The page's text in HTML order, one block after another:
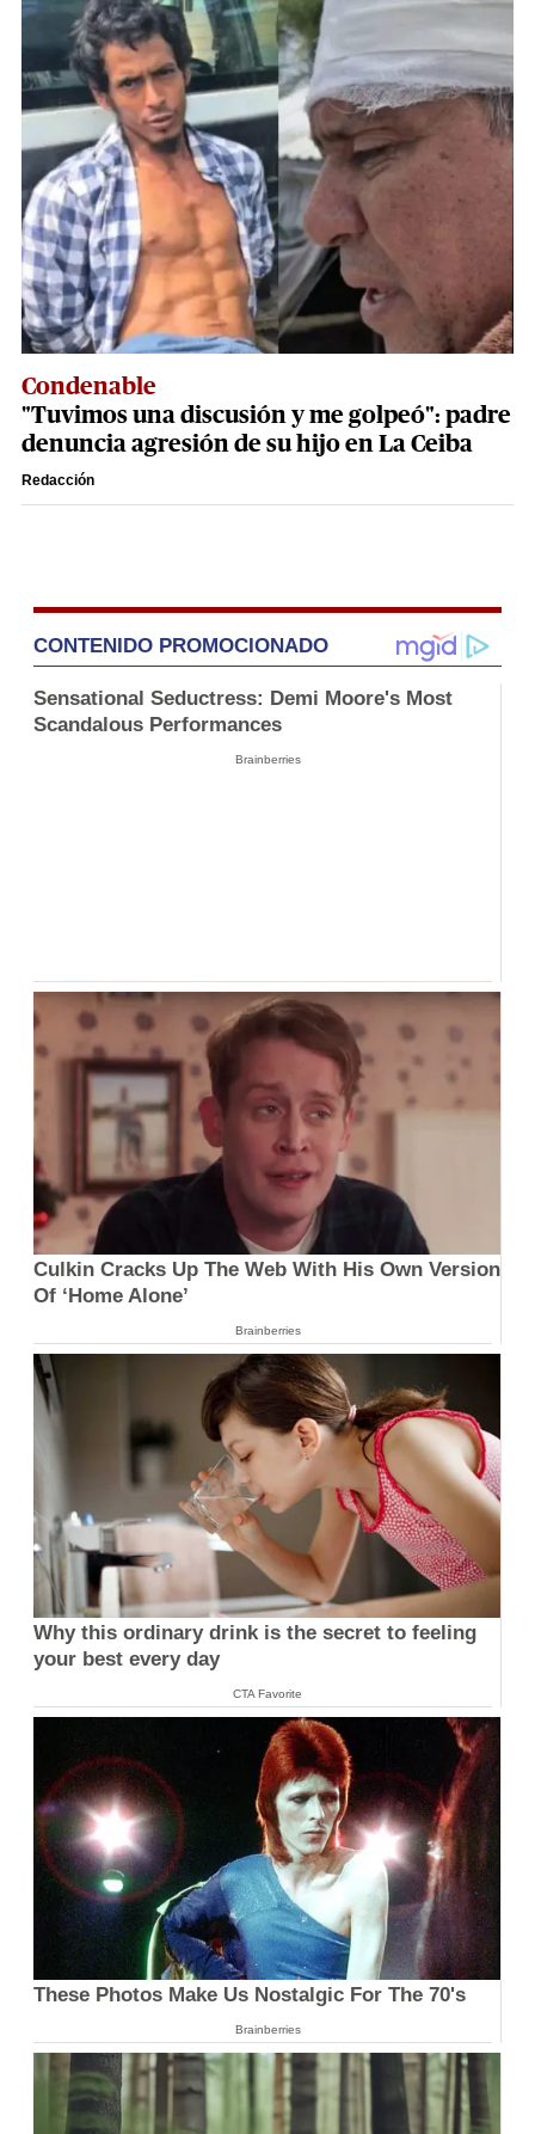
Condenable
"Tuvimos una discusión y me golpeó": padre
denuncia agresión de su hijo en La Ceiba
Redacción
CONTENIDO PROMOCIONADO
Sensational Seductress: Demi Moore's Most
Scandalous Performances
Brainberries
Culkin Cracks Up The Web With His Own Version
Of ‘Home Alone’
Brainberries
Why this ordinary drink is the secret to feeling
your best every day
CTA Favorite
These Photos Make Us Nostalgic For The 70's
Brainberries